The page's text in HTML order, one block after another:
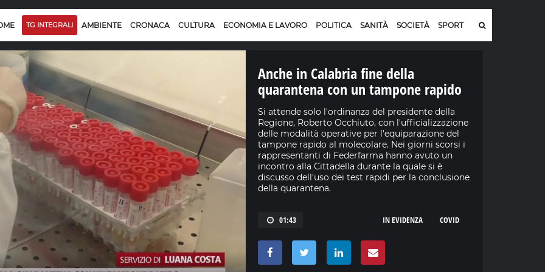
TG INTEGRALI AMBIENTE CRONACA CULTURA ECONOMIA E LAVORO POLITICA SANITÀ SOCIETÀ SPORT
Anche in Calabria fine della
quarantena con un tampone rapido
Si attende solo l'ordinanza del presidente della
Regione, Roberto Occhiuto, con l'ufficializzazione
delle modalità operative per l'equiparazione del
tampone rapido al molecolare. Nei giorni scorsi i
rappresentanti di Federfarma hanno avuto un
incontro alla Cittadella durante la quale si è
discusso dell'uso dei test rapidi per la conclusione
della quarantena.
01:43 COVID
IN EVIDENZA